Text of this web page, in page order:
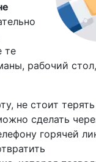
те
рабочий стол,
не стоит
сделать
горячей